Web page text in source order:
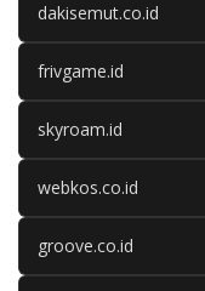
dakisemut.co.id
frivgame.id
skyroam.id
webkos.co.id
groove.co.id